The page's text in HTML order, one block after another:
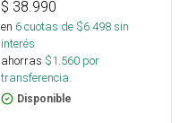
$ 38.990
en 6cuotas de $6.498sin
interés
ahorras $1.560 por
transferencia.
Disponible